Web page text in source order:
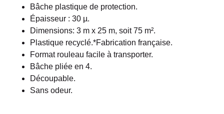
Bâche plastique de protection.
Épaisseur : 30 µ.
Dimensions: 3 m x 25 m, soit 75 m².
Plastique recyclé.*Fabrication française.
Format rouleau facile à transporter.
Bâche pliée en 4.
Découpable.
Sans odeur.